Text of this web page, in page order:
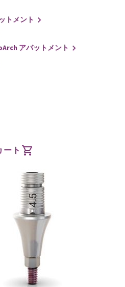
トメント
アバットメント
ート